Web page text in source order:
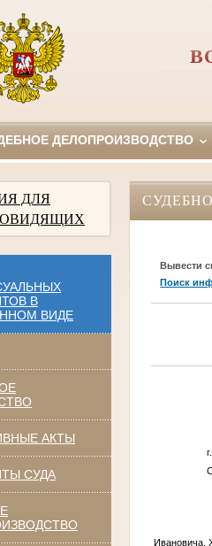
ДЕЛОПРОИЗВОДСТВО
ДЛЯ
В
ВИДЕ
АКТЫ
СУДА
Вывести
Поиск
Ивановича,